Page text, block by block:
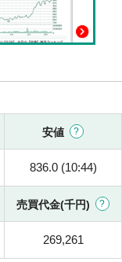
安値
836.0 (10:44)
売買代金(千円)
269,261